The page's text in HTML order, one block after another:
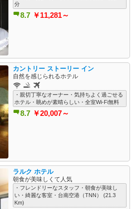
分
8.7 ￥11,281～
カントリー ストーリー イン
自然を感じられるホテル
・親切丁寧なオーナー・気持ちよく過ごせる
ホテル・眺めが素晴らしい・全室Wi-Fi無料
8.7 ￥20,007～
ラルク ホテル
朝食が美味しくて人気
・フレンドリーなスタッフ・朝食が美味し
い・綺麗な客室・台南空港（TNN） (21.3
Km)